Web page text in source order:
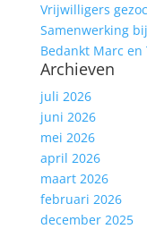
Vrijwilligers
Samenwerking
Bedankt Marc en
Archieven
juli 2026
juni 2026
mei 2026
april 2026
maart 2026
februari 2026
december 2025